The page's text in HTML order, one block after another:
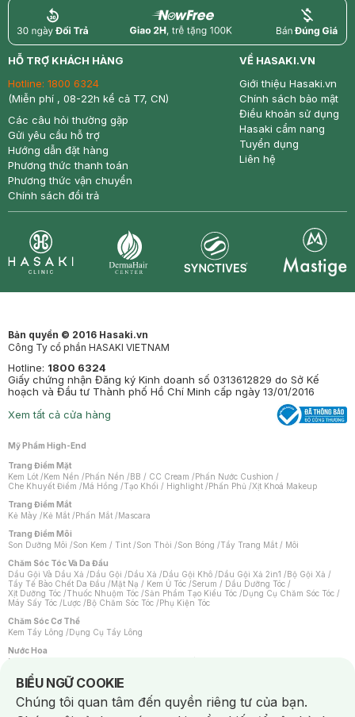
return nowfree price
HỖ TRỢ KHÁCH HÀNG
Hotline: 1800 6324
(Miễn phí , 08-22h kể cả T7, CN)
Các câu hỏi thường gặp
Gửi yêu cầu hỗ trợ
Hướng dẫn đặt hàng
Phương thức thanh toán
Phương thức vận chuyển
Chính sách đổi trả
VỀ HASAKI.VN
Giới thiệu Hasaki.vn
Chính sách bảo mật
Điều khoản sử dụng
Hasaki cẩm nang
Tuyển dụng
Liên hệ
Bản quyền © 2016 Hasaki.vn
Công Ty cổ phần HASAKI VIETNAM
Hotline: 1800 6324
Giấy chứng nhận Đăng ký Kinh doanh số 0313612829 do Sở Kế
hoạch và Đầu tư Thành phố Hồ Chí Minh cấp ngày 13/01/2016
Xem tất cả cửa hàng
Mỹ Phẩm High-End
Trang Điểm Mặt
Kem Lót /Kem Nền /Phấn Nền /BB / CC Cream /Phấn Nước Cushion /
Che Khuyết Điểm /Má Hồng /Tạo Khối / Highlight /Phấn Phủ /Xịt Khoá Makeup
Trang Điểm Mắt
Kẻ Mày /Kẻ Mắt /Phấn Mắt /Mascara
Trang Điểm Môi
Son Dưỡng Môi /Son Kem / Tint /Son Thỏi /Son Bóng /Tẩy Trang Mắt / Môi
Chăm Sóc Tóc Và Da Đầu
Dầu Gội Và Dầu Xả /Dầu Gội /Dầu Xả /Dầu Gội Khô /Dầu Gội Xả 2in1 /Bộ Gội Xả /
Tẩy Tế Bào Chết Da Đầu /Mặt Nạ / Kem Ủ Tóc /Serum / Dầu Dưỡng Tóc /
Xịt Dưỡng Tóc /Thuốc Nhuộm Tóc /Sản Phẩm Tạo Kiểu Tóc /Dụng Cụ Chăm Sóc Tóc /
Máy Sấy Tóc /Lược /Bộ Chăm Sóc Tóc /Phụ Kiện Tóc
Chăm Sóc Cơ Thể
Kem Tẩy Lông /Dụng Cụ Tẩy Lông
Nước Hoa
Nước Hoa Nữ
Chăm Sóc Cá Nhân
Chống Muỗi /Khẩu Trang /Máy Massage/Mặt Nạ Xông Hơi /Nước Rửa Tay/
Sản Phẩm Chăm Sóc Khác /Bàn Chải Đánh Răng /Bàn Chải Điện/
BIỂU NGỮ COOKIE
Notice about cookies usage
Chúng tôi quan tâm đến quyền riêng tư của bạn.